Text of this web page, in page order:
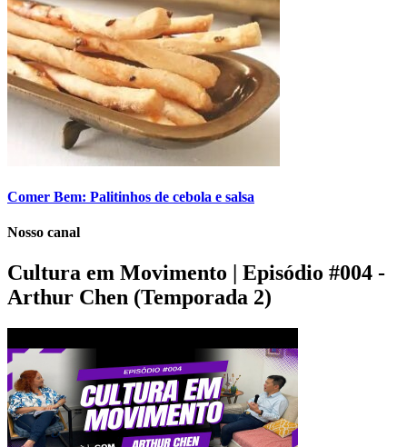
Comer Bem: Palitinhos de cebola e salsa
Nosso canal
Cultura em Movimento | Episódio #004 -
Arthur Chen (Temporada 2)